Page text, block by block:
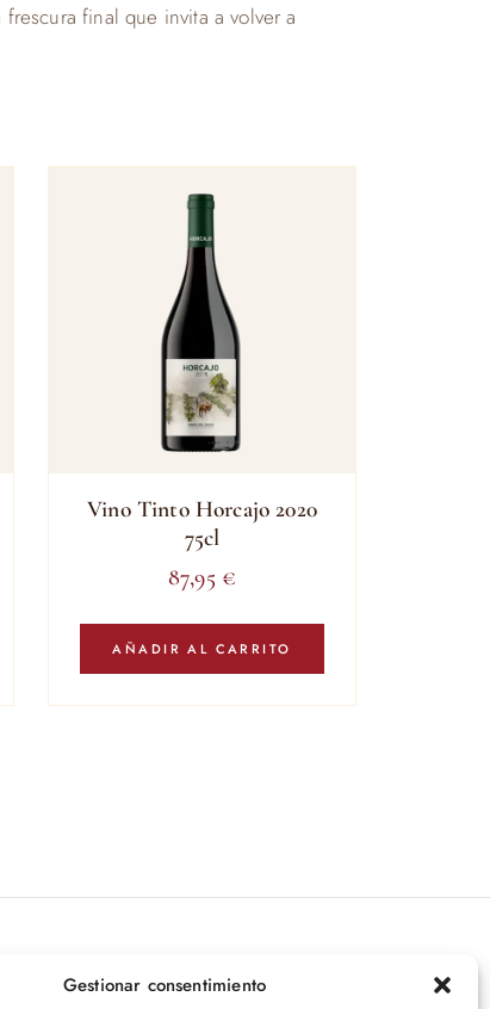
Gestionar consentimiento
final que invita a volver a
Vino Tinto Horcajo 2020
75cl
87,95 €
AÑADIR AL CARRITO
a nuestras novedades